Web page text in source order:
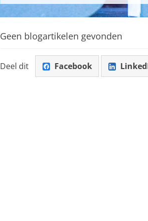
Geen blogartikelen gevonden
Deel dit Facebook